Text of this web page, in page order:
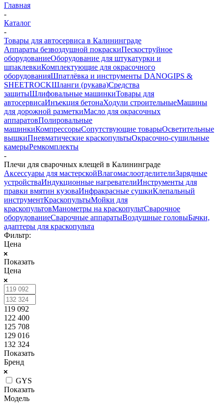
Главная
-
Каталог
-
Товары для автосервиса в Калининграде
Аппараты безвоздушной покраскиПескоструйное
оборудованиеОборудование для штукатурки и
шпаклевкиКомплектующие для окрасочного
оборудованияШпатлёвка и инструменты DANOGIPS &
SHEETROCKШланги (рукава)Средства
защитыШлифовальные машинкиТовары для
автосервисаИнъекция бетонаХодули строительныеМашины
для дорожной разметкиМасло для окрасочных
аппаратовПолировальные
машинкиКомпрессорыСопутствующие товарыОсветительные
вышкиПневматические краскопультыОкрасочно-сушильные
камерыРемкомплекты
-
Плечи для сварочных клещей в Калининграде
Аксессуары для мастерскойВлагомаслоотделителиЗарядные
устройстваИндукционные нагревателиИнструменты для
правки вмятин кузоваИнфракрасные сушкиКлепальный
инструментКраскопультыМойки для
краскопультовМанометры на краскопультСварочное
оборудованиеСварочные аппаратыВоздушные головыБачки,
адаптеры для краскопульта
Фильтр:
Цена
Показать
Цена
119 092
122 400
125 708
129 016
132 324
Показать
Бренд
GYS
Показать
Модель